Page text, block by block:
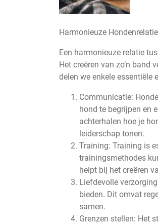
Harmonieuze
Een harmonieuze relatie
Het creëren van zo’n
delen we enkele essentiële
Communicatie:
hond te begrijpen en
achterhalen hoe je
leiderschap tonen.
Training: Training is
trainingsmethodes
helpt bij het creëren
Liefdevolle
bieden. Dit omvat
samen.
Grenzen stellen: Het